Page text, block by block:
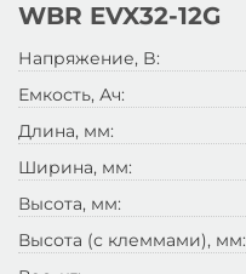
WBR EVX32-12G
Напряжение, B:
Емкость, Ач:
Длина, мм:
Ширина, мм:
Высота, мм:
Высота (с клеммами), мм: